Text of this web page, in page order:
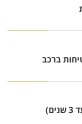
ברכב